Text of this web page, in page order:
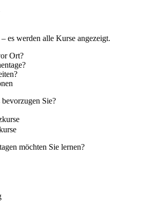
es werden alle Kurse angezeigt.
Ort?
Sie?
möchten Sie lernen?